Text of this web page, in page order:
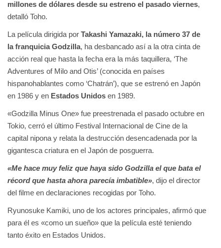
millones de dólares desde su estreno el pasado viernes,
detalló Toho.
La película dirigida por Takashi Yamazaki, la número 37 de
la franquicia Godzilla, ha desbancado así a la otra cinta de
acción real que hasta la fecha era la más taquillera, ‘The
Adventures of Milo and Otis’ (conocida en países
hispanohablantes como ‘Chatrán’), que se estrenó en Japón
en 1986 y en Estados Unidos en 1989.
«Godzilla Minus One» fue preestrenada el pasado octubre en
Tokio, cerró el último Festival Internacional de Cine de la
capital nipona y relata la destrucción desencadenada por la
gigantesca criatura en el Japón de posguerra.
«Me hace muy feliz que haya sido Godzilla el que bata el
récord que hasta ahora parecía imbatible», dijo el director
del filme en declaraciones recogidas por Toho.
Ryunosuke Kamiki, uno de los actores principales, afirmó que
para él es «como un sueño» que la película esté teniendo
tanto éxito en Estados Unidos.